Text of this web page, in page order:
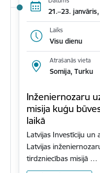
21.–23.
Laiks
Visu dienu
Atrašanās vieta
Somija, Turku
Inženiernozaru
misija kuģu
laikā
Latvijas Investīciju un
Latvijas
tirdzniecības misijā …